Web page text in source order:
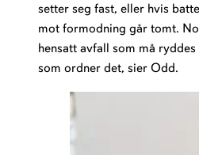
setter seg fast, eller hvis
mot formodning går tomt.
hensatt avfall som må
som ordner det, sier Odd.